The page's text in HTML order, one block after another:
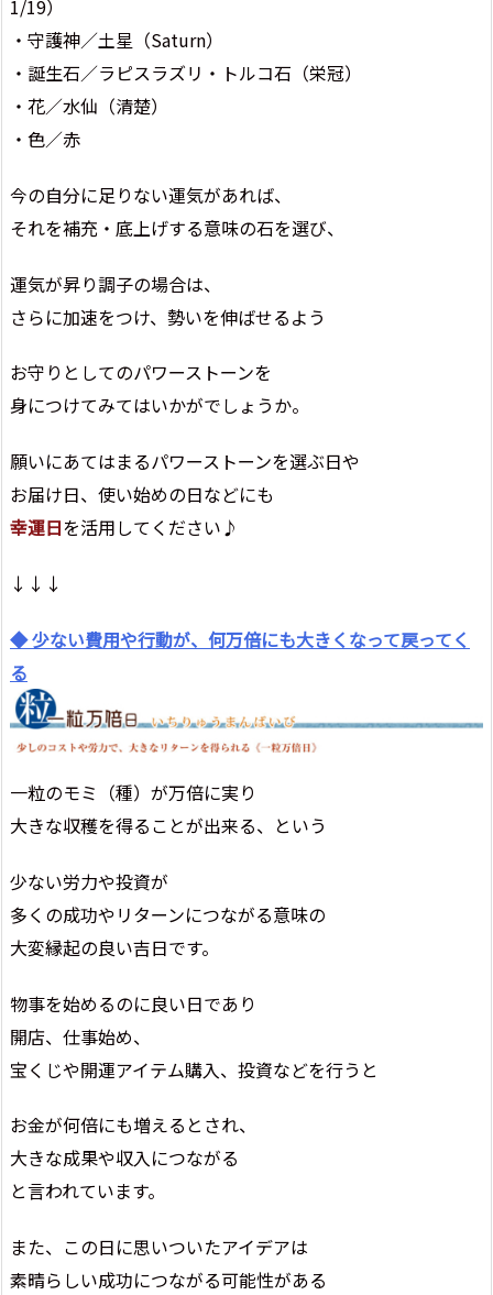
1/19）
・守護神／土星（Saturn）
・誕生石／ラピスラズリ・トルコ石（栄冠）
・花／水仙（清楚）
・色／赤
今の自分に足りない運気があれば、
それを補充・底上げする意味の石を選び、
運気が昇り調子の場合は、
さらに加速をつけ、勢いを伸ばせるよう
お守りとしてのパワーストーンを
身につけてみてはいかがでしょうか。
願いにあてはまるパワーストーンを選ぶ日や
お届け日、使い始めの日などにも
幸運日を活用してください♪
↓↓↓
◆ 少ない費用や行動が、何万倍にも大きくなって戻ってく
る
一粒のモミ（種）が万倍に実り
大きな収穫を得ることが出来る、という
少ない労力や投資が
多くの成功やリターンにつながる意味の
大変縁起の良い吉日です。
物事を始めるのに良い日であり
開店、仕事始め、
宝くじや開運アイテム購入、投資などを行うと
お金が何倍にも増えるとされ、
大きな成果や収入につながる
と言われています。
また、この日に思いついたアイデアは
素晴らしい成功につながる可能性がある